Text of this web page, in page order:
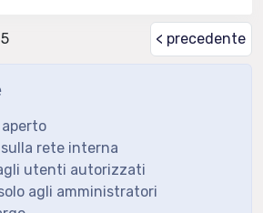
< precedente
rete interna
utenti autorizzati
agli amministratori